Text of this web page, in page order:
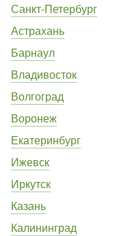
Санкт-Петербург
Астрахань
Барнаул
Владивосток
Волгоград
Воронеж
Екатеринбург
Ижевск
Иркутск
Казань
Калининград